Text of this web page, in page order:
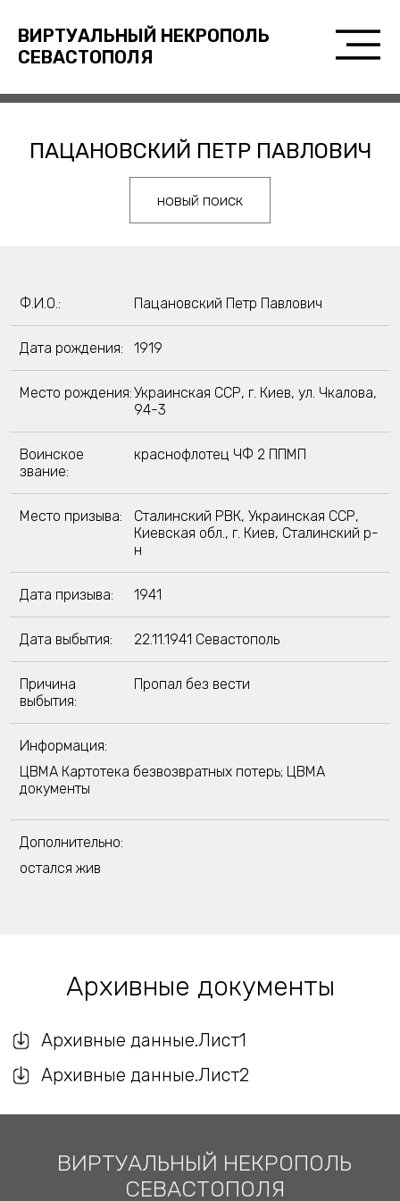
ВИРТУАЛЬНЫЙ НЕКРОПОЛЬ
СЕВАСТОПОЛЯ
ПАЦАНОВСКИЙ ПЕТР ПАВЛОВИЧ
новый поиск
Ф.И.О.: Пацановский Петр Павлович
Дата рождения: 1919
Место рождения:Украинская ССР, г. Киев, ул. Чкалова,
94-3
Воинское
звание:
краснофлотец ЧФ 2 ППМП
Место призыва:
Сталинский РВК, Украинская ССР,
Киевская обл., г. Киев, Сталинский р-
н
Дата призыва: 1941
Дата выбытия: 22.11.1941 Севастополь
Причина
выбытия:
Пропал без вести
Информация:
ЦВМА Картотека безвозвратных потерь; ЦВМА
документы
Дополнительно:
остался жив
Архивные документы
Архивные данные.Лист1
Архивные данные.Лист2
ВИРТУАЛЬНЫЙ НЕКРОПОЛЬ
СЕВАСТОПОЛЯ